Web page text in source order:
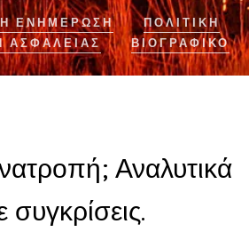
ΕΝΗΜΈΡΩΣΗ ΠΟΛΙΤΙΚΗ
ΑΣΦΆΛΕΙΑΣ
ΒΙΟΓΡΑΦΙΚΌ
Αναλυτικά